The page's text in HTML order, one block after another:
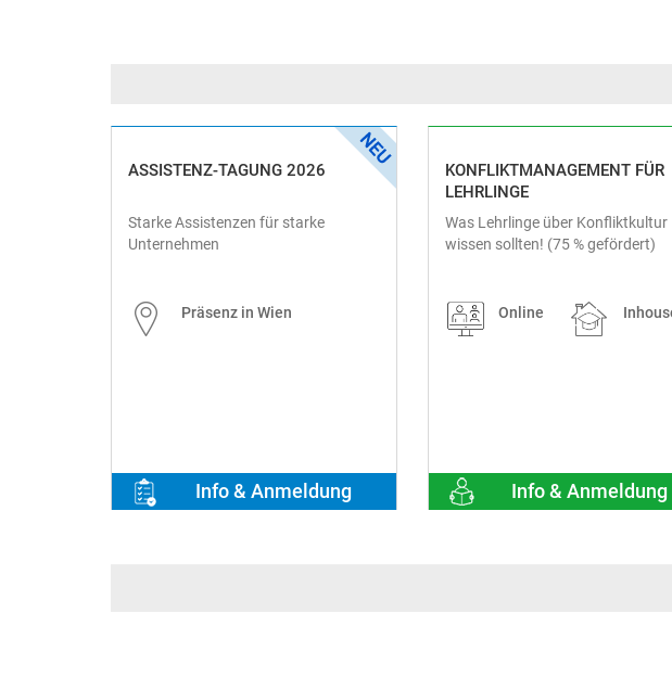
ASSISTENZ-TAGUNG 2026
Starke Assistenzen für starke
Unternehmen
Präsenz in Wien
Info & Anmeldung
KONFLIKTMANAGEMENT FÜR
LEHRLINGE
Was Lehrlinge über Konfliktkultur
wissen sollten! (75 % gefördert)
Online
Info & Anmeldung